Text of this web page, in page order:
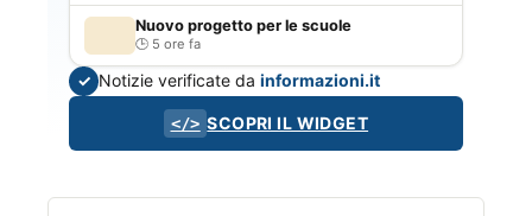
Nuovo progetto per le scuole
5 ore fa
✓ Notizie verificate dainformazioni.it
</> SCOPRI IL WIDGET